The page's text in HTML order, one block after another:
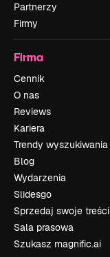
Partnerzy
Firmy
Firma
Cennik
O nas
Reviews
Kariera
Trendy wyszukiwania
Blog
Wydarzenia
Slidesgo
Sprzedaj swoje treści
Sala prasowa
Szukasz magnific.ai